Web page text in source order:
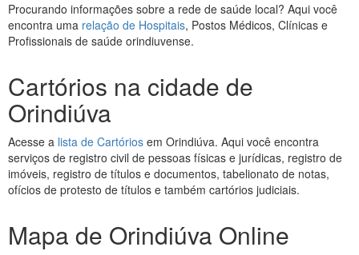
Procurando informações sobre a rede de saúde local? Aqui você
encontra uma relação de Hospitais, Postos Médicos, Clínicas e
Profissionais de saúde orindiuvense.
Cartórios na cidade de
Orindiúva
Acesse a lista de Cartórios em Orindiúva. Aqui você encontra
serviços de registro civil de pessoas físicas e jurídicas, registro de
imóveis, registro de títulos e documentos, tabelionato de notas,
ofícios de protesto de títulos e também cartórios judiciais.
Mapa de Orindiúva Online